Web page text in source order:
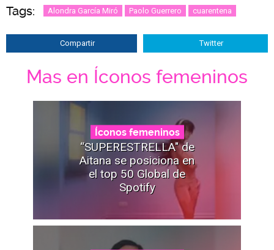
Tags: Alondra García Miró Paolo Guerrero cuarentena
Compartir Twitter
Mas en Íconos femeninos
Íconos femeninos
“SUPERESTRELLA" de
Aitana se posiciona en
el top 50 Global de
Spotify